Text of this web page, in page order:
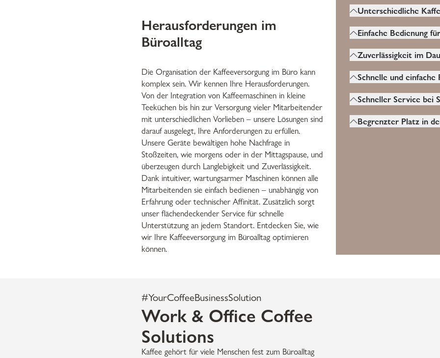
Herausforderungen im
Büroalltag
Die Organisation der Kaffeeversorgung im Büro kann
komplex sein. Wir kennen Ihre Herausforderungen.
Von der Integration von Kaffeemaschinen in kleine
Teeküchen bis hin zur Versorgung vieler Mitarbeitender
mit unterschiedlichen Vorlieben – unsere Lösungen sind
darauf ausgelegt, Ihre Anforderungen zu erfüllen.
Unsere Geräte bewältigen hohe Nachfrage in
Stoßzeiten, wie morgens oder in der Mittagspause, und
überzeugen durch Langlebigkeit und Zuverlässigkeit.
Dank intuitiver, wartungsarmer Maschinen können alle
Mitarbeitenden sie einfach bedienen – unabhängig von
Erfahrung oder technischer Affinität. Zusätzlich sorgt
unser flächendeckender Service für schnelle
Unterstützung an jedem Standort. Entdecken Sie, wie
wir Ihre Kaffeeversorgung im Büroalltag optimieren
können.
Im Büro laufen
ständig. Sie müssen
häufige Nutzung ohne
verkraften.
Unterschiedliche
Mitarbeiter haben
Vorlieben – Espresso,
Milchalternativen. Eine
viele Wünsche
Einfache Bedienung
Die Bedienung sollte
und unkompliziert
schnell und ohne
zubereiten kann.
Zuverlässigkeit im
Zuverlässigkeit im
entscheidend, da die
Büro häufig und von
wird. Sie muss
funktionieren, ohne
Schnelle und einfache
Hygiene ist im Büro
wichtig. Die
und regelmäßig zu
besten mit
Schneller Service bei
Schneller und
technischer Support
Begrenzter Platz in
#YourCoffeeBusinessSolution
Work & Office Coffee
Solutions
Kaffee gehört für viele Menschen fest zum Büroalltag